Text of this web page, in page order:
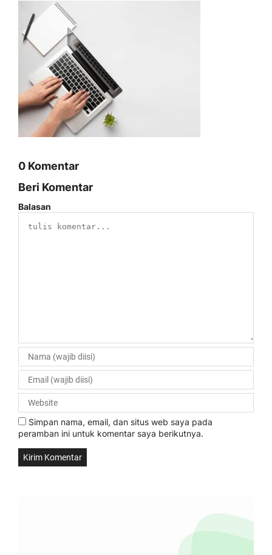
0 Komentar
Beri Komentar
Balasan
Simpan nama, email, dan situs web saya pada
peramban ini untuk komentar saya berikutnya.